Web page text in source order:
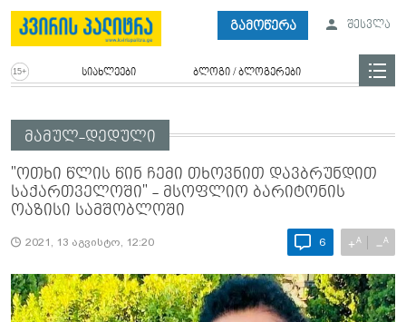
გამოწერა შესვლა
სიახლეები ბლოგი / ბლოგერები
მამულ-დედული
"ოთხი წლის წინ ჩემი თხოვნით დავბრუნდით
საქართველოში" - მსოფლიო ბარიტონის
ოაზისი სამშობლოში
2021, 13 აგვისტო, 12:20 6 +A −A